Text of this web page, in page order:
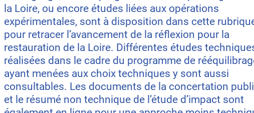
la Loire, ou encore études liées aux opérations
expérimentales, sont à disposition dans cette
pour retracer l’avancement de la réflexion pour la
restauration de la Loire. Différentes études
réalisées dans le cadre du programme de
ayant menées aux choix techniques y sont aussi
consultables. Les documents de la concertation
et le résumé non technique de l’étude d’impact sont